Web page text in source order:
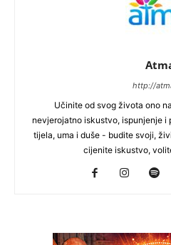
http://
Učinite od svog života ono
nevjerojatno iskustvo, ispunjenje
tijela, uma i duše - budite svoji,
cijenite iskustvo,